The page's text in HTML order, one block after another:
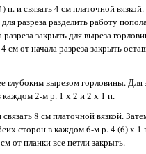
и связать 4 см платочной
разреза разделить работу
закрыть для выреза
см от начала разреза закрыть
глубоким вырезом горловины. Для
каждом 2-м р. 1 х 2 и 2 х 1 п.
8 см платочной вязкой.
сторон в каждом 6-м р. 4 (6) х 1
от планки все петли закрыть.